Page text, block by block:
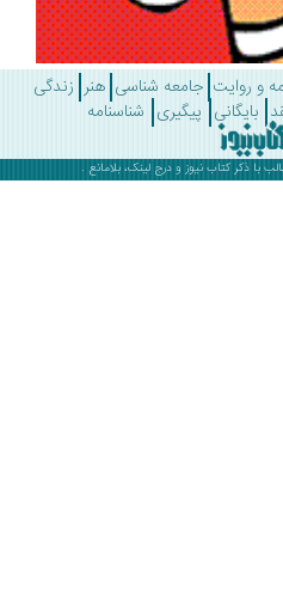
جامعه شناسی هنر زندگی
پیگیری شناسنامه
کتاب نیوز و درج لینک، بلامانع .